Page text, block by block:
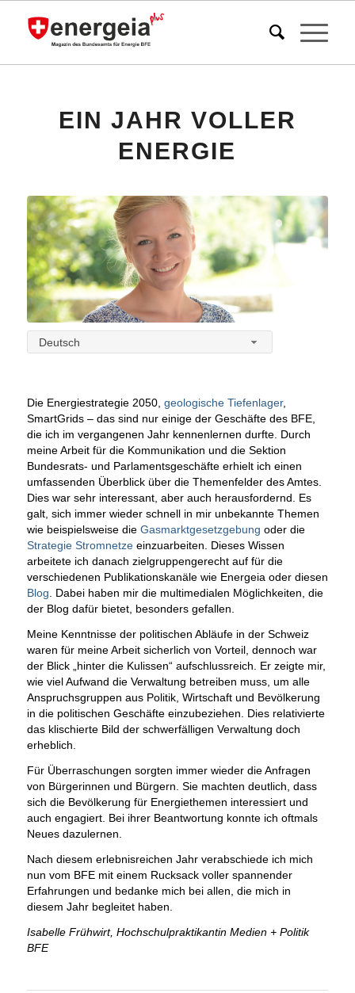
EIN JAHR VOLLER
ENERGIE
Deutsch
Die Energiestrategie 2050, geologische Tiefenlager,
SmartGrids – das sind nur einige der Geschäfte des BFE,
die ich im vergangenen Jahr kennenlernen durfte. Durch
meine Arbeit für die Kommunikation und die Sektion
Bundesrats- und Parlamentsgeschäfte erhielt ich einen
umfassenden Überblick über die Themenfelder des Amtes.
Dies war sehr interessant, aber auch herausfordernd. Es
galt, sich immer wieder schnell in mir unbekannte Themen
wie beispielsweise die Gasmarktgesetzgebung oder die
Strategie Stromnetzeeinzuarbeiten. Dieses Wissen
arbeitete ich danach zielgruppengerecht auf für die
verschiedenen Publikationskanäle wie Energeia oder diesen
Blog . Dabei haben mir die multimedialen Möglichkeiten, die
der Blog dafür bietet, besonders gefallen.
Meine Kenntnisse der politischen Abläufe in der Schweiz
waren für meine Arbeit sicherlich von Vorteil, dennoch war
der Blick „hinter die Kulissen“ aufschlussreich. Er zeigte mir,
wie viel Aufwand die Verwaltung betreiben muss, um alle
Anspruchsgruppen aus Politik, Wirtschaft und Bevölkerung
in die politischen Geschäfte einzubeziehen. Dies relativierte
das klischierte Bild der schwerfälligen Verwaltung doch
erheblich.
Für Überraschungen sorgten immer wieder die Anfragen
von Bürgerinnen und Bürgern. Sie machten deutlich, dass
sich die Bevölkerung für Energiethemen interessiert und
auch engagiert. Bei ihrer Beantwortung konnte ich oftmals
Neues dazulernen.
Nach diesem erlebnisreichen Jahr verabschiede ich mich
nun vom BFE mit einem Rucksack voller spannender
Erfahrungen und bedanke mich bei allen, die mich in
diesem Jahr begleitet haben.
Isabelle Frühwirt, Hochschulpraktikantin Medien + Politik
BFE